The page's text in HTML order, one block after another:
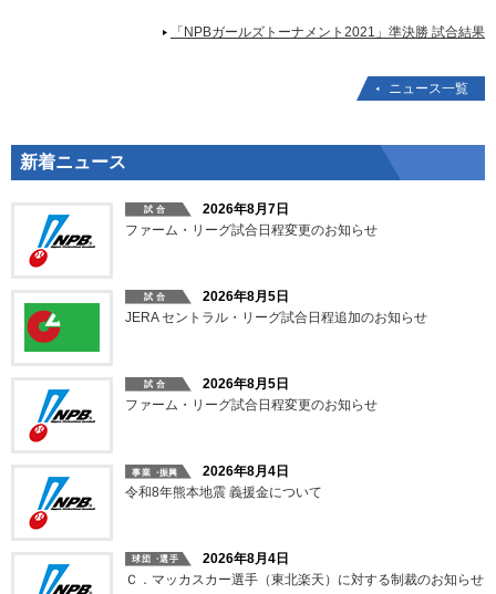
「NPBガールズトーナメント2021」準決勝 試合結果
ニュース一覧
新着ニュース
2026年8月7日
ファーム・リーグ試合日程変更のお知らせ
2026年8月5日
JERA セントラル・リーグ試合日程追加のお知らせ
2026年8月5日
ファーム・リーグ試合日程変更のお知らせ
2026年8月4日
令和8年熊本地震 義援金について
2026年8月4日
Ｃ．マッカスカー選手（東北楽天）に対する制裁のお知らせ